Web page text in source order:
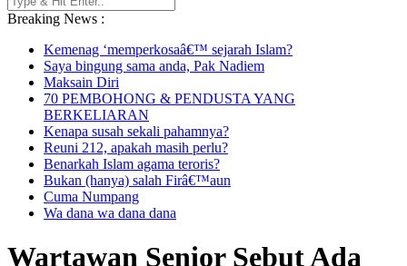
Breaking News :
Kemenag ‘memperkosaâ€™ sejarah Islam?
Saya bingung sama anda, Pak Nadiem
Maksain Diri
70 PEMBOHONG & PENDUSTA YANG
BERKELIARAN
Kenapa susah sekali pahamnya?
Reuni 212, apakah masih perlu?
Benarkah Islam agama teroris?
Bukan (hanya) salah Firâ€™aun
Cuma Numpang
Wa dana wa dana dana
Wartawan Senior Sebut Ada